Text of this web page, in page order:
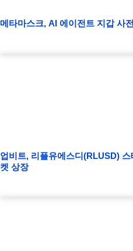
메타마스크, AI 에이전트 지갑 사
업비트, 리플유에스디(RLUSD)
켓 상장